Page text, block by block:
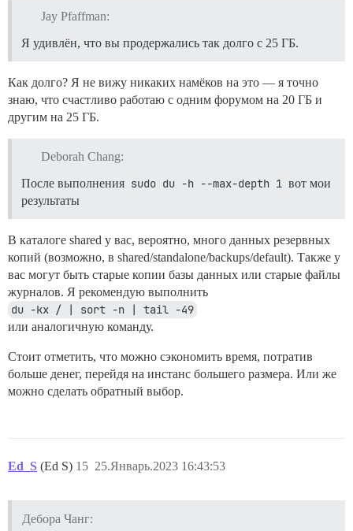
Jay Pfaffman:
Я удивлён, что вы продержались так долго с 25 ГБ.
Как долго? Я не вижу никаких намёков на это — я точно
знаю, что счастливо работаю с одним форумом на 20 ГБ и
другим на 25 ГБ.
Deborah Chang:
После выполнения sudo du -h --max-depth 1 вот мои
результаты
В каталоге shared у вас, вероятно, много данных резервных
копий (возможно, в shared/standalone/backups/default). Также у
вас могут быть старые копии базы данных или старые файлы
журналов. Я рекомендую выполнить
du -kx / | sort -n | tail -49
или аналогичную команду.
Стоит отметить, что можно сэкономить время, потратив
больше денег, перейдя на инстанс большего размера. Или же
можно сделать обратный выбор.
Ed_S (Ed S) 25.Январь.2023 16:43:53
15
Дебора Чанг: